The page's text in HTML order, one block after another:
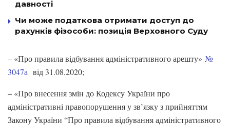
давності
Чи може податкова отримати доступ до
рахунків фізособи: позиція Верховного Суду
– «Про правила відбування адміністративного арешту» №
3047а від 31.08.2020;
– «Про внесення змін до Кодексу України про
адміністративні правопорушення у зв’язку з прийняттям
Закону України “Про правила відбування адміністративного